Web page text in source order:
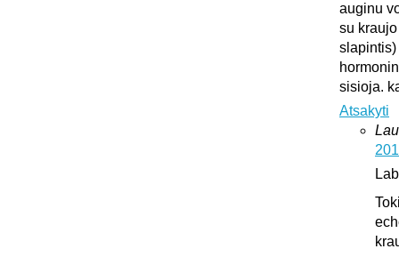
auginu
su
sisioja.
Atsakyti